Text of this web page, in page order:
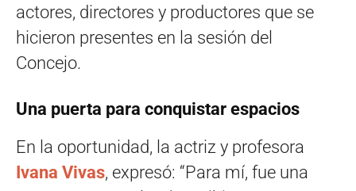
actores, directores y productores que se
hicieron presentes en la sesión del
Concejo.
Una puerta para conquistar espacios
En la oportunidad, la actriz y profesora
Ivana Vivas, expresó: “Para mí, fue una